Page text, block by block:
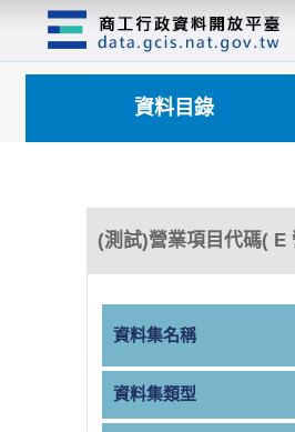
資料目錄
(測試)營業項目代碼( E
資料集名稱
資料集類型